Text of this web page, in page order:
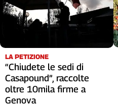
LA PETIZIONE
“Chiudete le sedi di
Casapound”, raccolte
oltre 10mila firme a
Genova